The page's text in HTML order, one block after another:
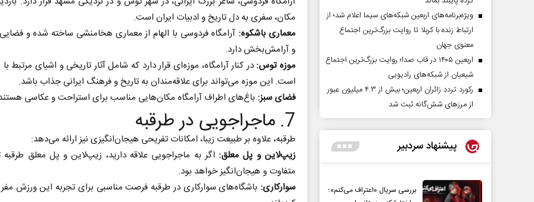
مکان، سفری به دل تاریخ و ادبیات ایران است.
معماری باشکوه: آرامگاه فردوسی با الهام از معماری هخامنشی ساخته شده و
و آرامش‌بخش دارد.
موزه توس: در کنار آرامگاه، موزه‌ای قرار دارد که شامل آثار تاریخی و اشیای مرتبط
است. این موزه می‌تواند برای علاقه‌مندان به تاریخ و فرهنگ ایرانی جذاب باشد.
فضای سبز: باغ‌های اطراف آرامگاه مکان‌هایی مناسب برای استراحت و عکاسی
7. ماجراجویی در طرقبه
طرقبه، علاوه بر طبیعت زیبا، امکانات تفریحی هیجان‌انگیزی نیز ارائه می‌دهد:
زیپ‌لاین و پل معلق: اگر به ماجراجویی علاقه دارید، زیپ‌لاین و پل معلق طرقبه
متفاوت و هیجان‌انگیز خواهد بود.
سوارکاری: باشگاه‌های سوارکاری در طرقبه فرصت مناسبی برای تجربه این ورزش
ویژه‌برنامه‌های اربعین شبکه‌های سیما اعلام شد؛ از
ارتباط زنده با کربلا تا روایت بزرگ‌ترین اجتماع
معنوی جهان
اربعین ۱۴۰۵ در قاب صدا؛ روایت بزرگ‌ترین اجتماع
شیعیان از شبکه‌های رادیویی
رکورد تردد زائران اربعین؛ بیش از ۴.۳ میلیون عبور
از مرزهای شش‌گانه ثبت شد
پیشنهاد سردبیر
بررسی سریال «اعتراف می‌کنم»؛